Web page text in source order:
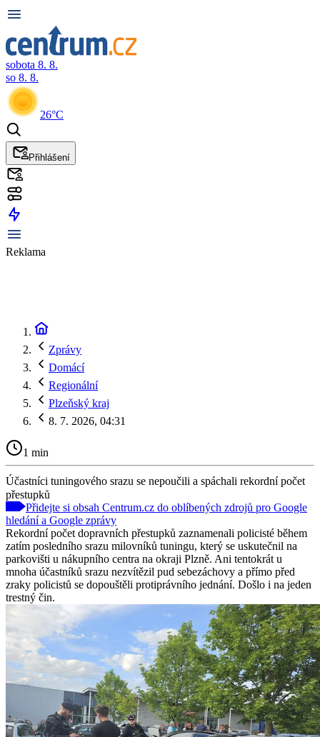
sobota 8. 8.
so 8. 8.
26°C
Přihlášení
Reklama
Zprávy
Domácí
Regionální
Plzeňský kraj
8. 7. 2026, 04:31
1 min
Účastníci tuningového srazu se nepoučili a spáchali rekordní počet
přestupků
Přidejte si obsah Centrum.cz do oblíbených zdrojů pro Google
hledání a Google zprávy
Rekordní počet dopravních přestupků zaznamenali policisté během
zatím posledního srazu milovníků tuningu, který se uskutečnil na
parkovišti u nákupního centra na okraji Plzně. Ani tentokrát u
mnoha účastníků srazu nezvítězil pud sebezáchovy a přímo před
zraky policistů se dopouštěli protiprávního jednání. Došlo i na jeden
trestný čin.